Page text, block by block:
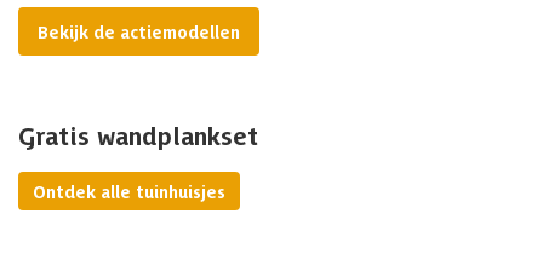
Bekijk de actiemodellen
Gratis wandplankset
Ontdek alle tuinhuisjes